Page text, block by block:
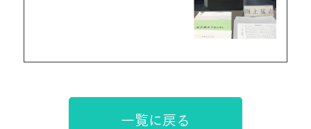
一覧に戻る